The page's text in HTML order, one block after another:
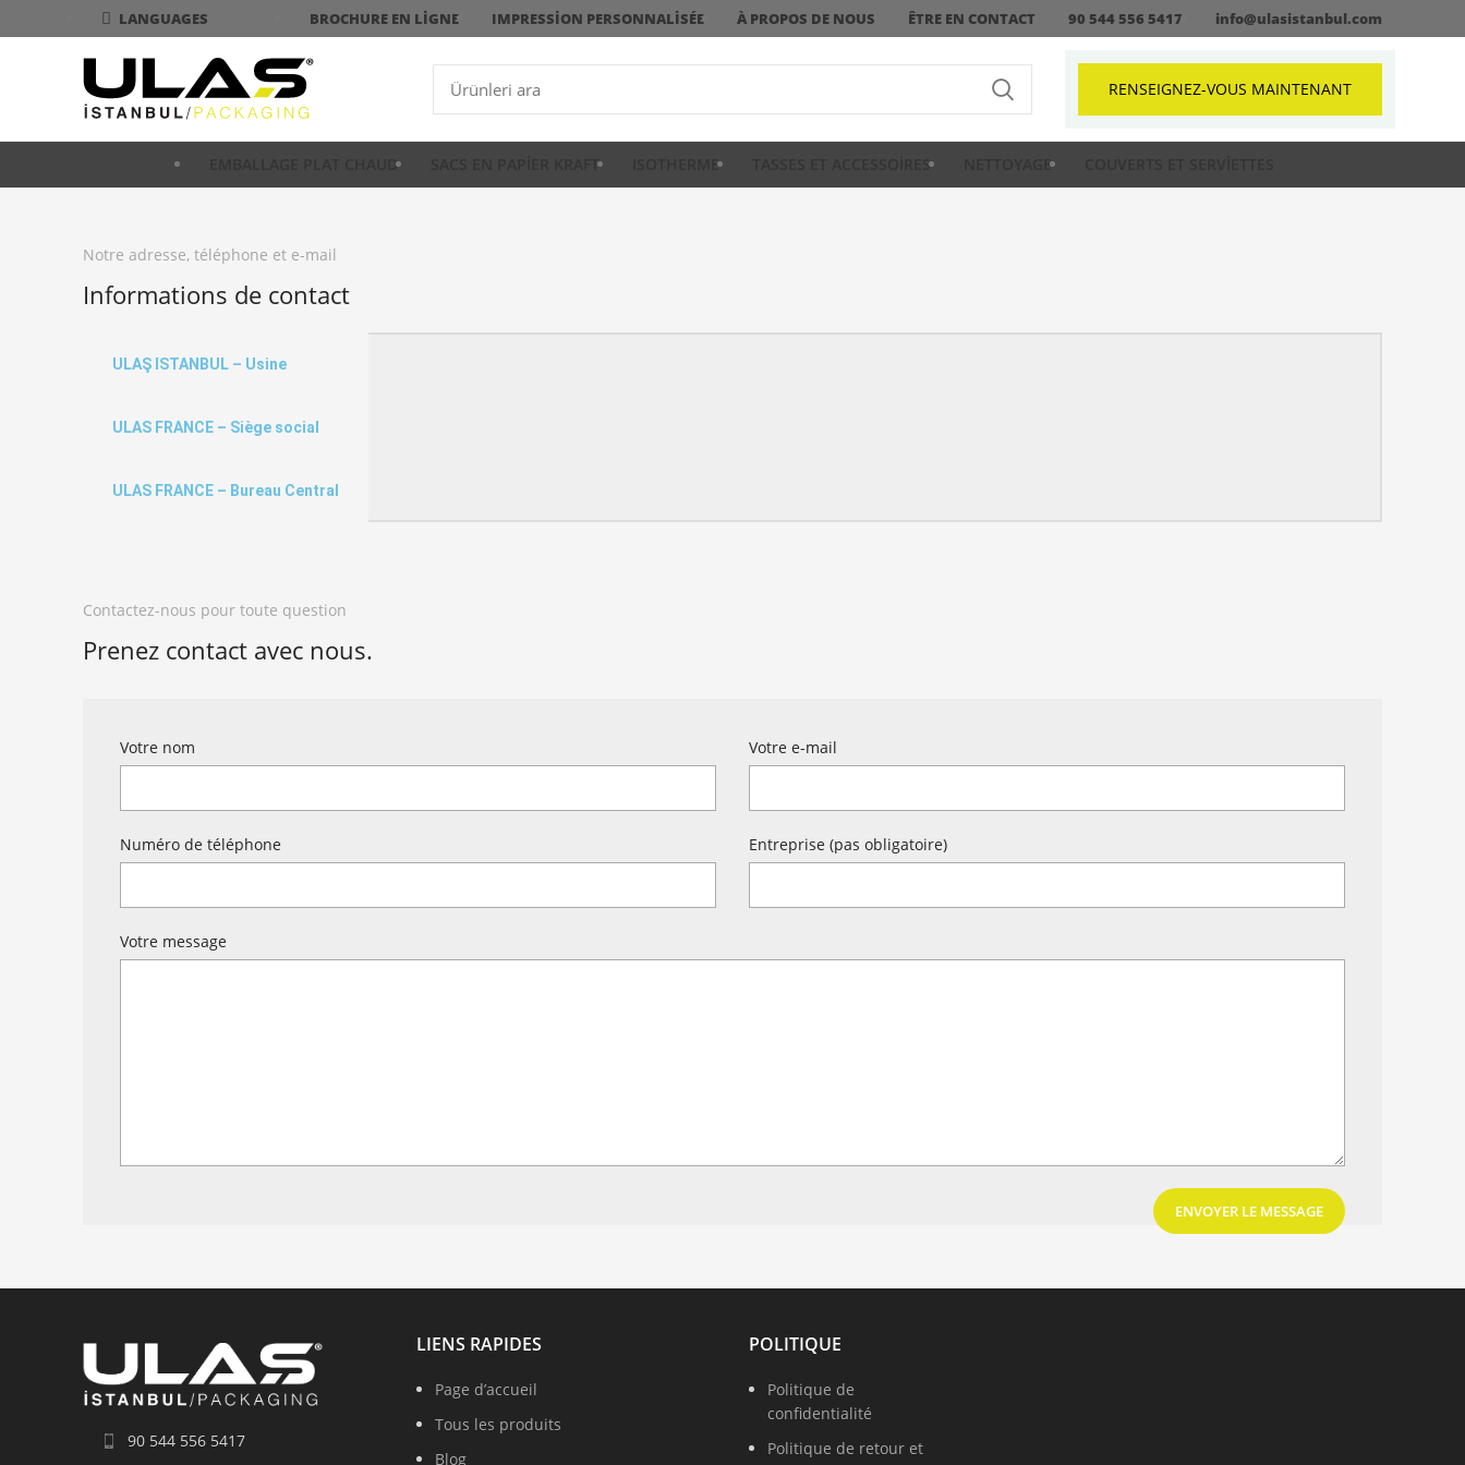
LANGUAGES BROCHURE EN LIGNE IMPRESSION PERSONNALISÉE À PROPOS DE NOUS ÊTRE EN CONTACT 90 544 556 5417 info@ulasistanbul.com
RENSEIGNEZ-VOUS MAINTENANT
EMBALLAGE PLAT CHAUD SACS EN PAPIER KRAFT ISOTHERME TASSES ET ACCESSOIRES NETTOYAGE
Notre adresse, téléphone et e-mail
Informations de contact
ULAŞ ISTANBUL – Usine
ULAS FRANCE – Siège social
ULAS FRANCE – Bureau Central
Contactez-nous pour toute question
Prenez contact avec nous.
Votre nom Votre e-mail
Numéro de téléphone Entreprise (pas obligatoire)
Votre message
90 544 556 5417
LIENS RAPIDES
Page d’accueil
Tous les produits
Blog
POLITIQUE
Politique de
confidentialité
Politique de retour et